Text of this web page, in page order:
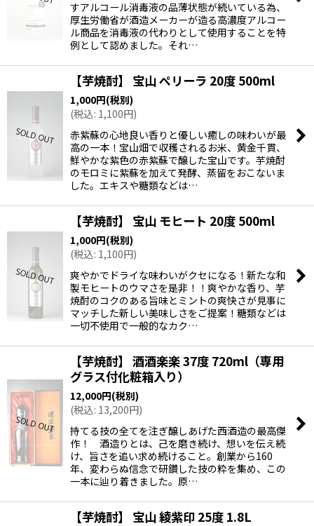
すアルコール消毒液の品薄状態が続いている為、
厚生労働省が酒造メーカーが造る高濃度アルコー
ル商品を消毒液の代わりとして使用することを特
例として認めました。それ…
【芋焼酎】 宝山 ペリーラ 20度 500ml
1,000円(税別)
(税込: 1,100円)
赤紫蘇の心地良い香りと優しい癒しの味わいが最
高の一本！宝山畑で収穫されるお米、黄金千貫、
鮮やかな紫色の赤紫蘇で醸した宝山です。芋焼酎
のモロミに紫蘇を加えて発酵、蒸留をおこないま
した。エキスや糖類などは…
【芋焼酎】 宝山 モヒート 20度 500ml
1,000円(税別)
(税込: 1,100円)
爽やかでドライな味わいがクセになる！新たな和
製モヒートのウマさを是非！！爽やかな香り、芋
焼酎のコクのある旨味とミントの爽快さが見事に
マッチした新しい美味しさをご提案！糖類などは
一切不使用で一般的なカク…
【芋焼酎】 酒酒楽楽 37度 720ml（専用
グラス付化粧箱入り）
12,000円(税別)
(税込: 13,200円)
持てる技の全てを注ぎ醸しあげた西酒造の最高傑
作！ 酒造りとは、己を磨き続け、想いを伝え続
け、旨さを追い求め続けること。創業から160
年、変わらぬ信念で研鑽した技の粋を集め、この
一本に辿り着きました。原…
【芋焼酎】 宝山 綾紫印 25度 1.8L